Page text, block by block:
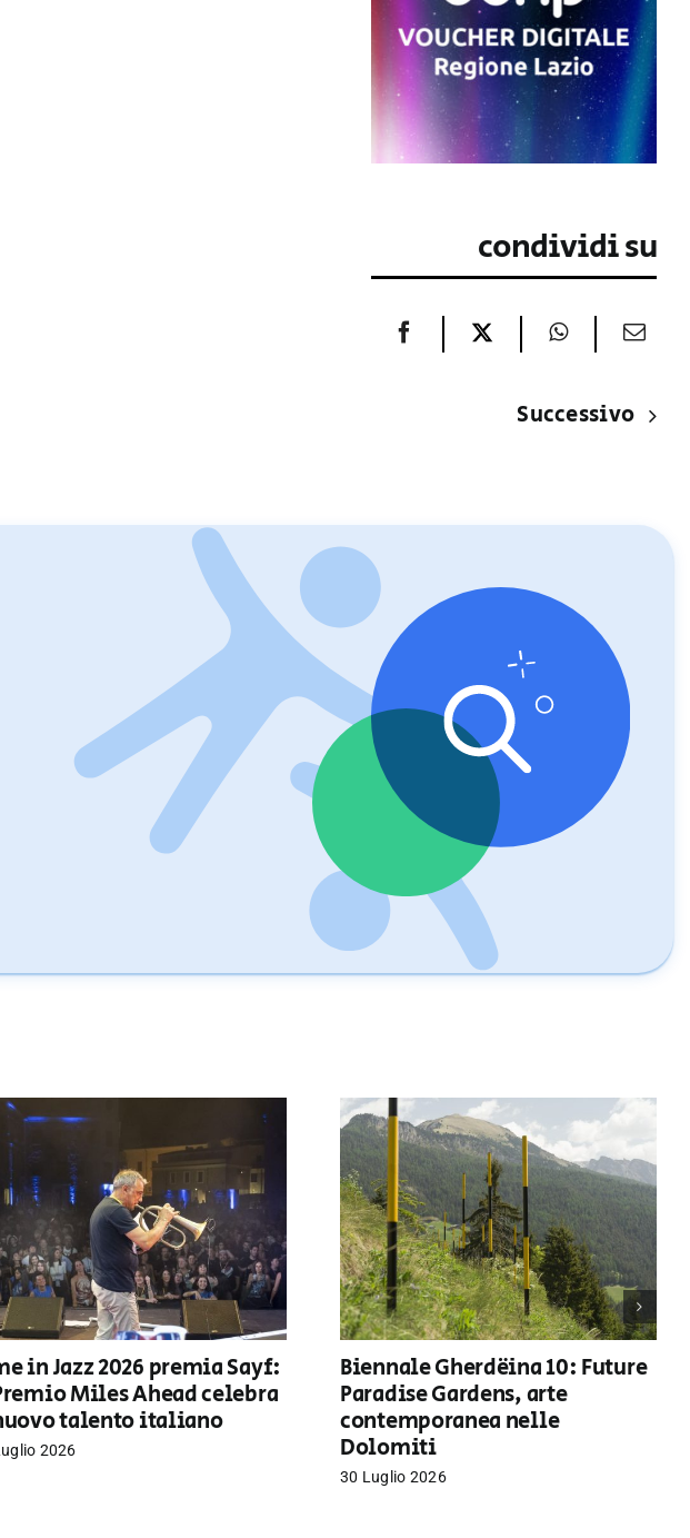
condividi su
Successivo
in Jazz 2026 premia Sayf:
Miles Ahead celebra
talento italiano
2026
Biennale Gherdëina 10: Future
Paradise Gardens, arte
contemporanea nelle
Dolomiti
30 Luglio 2026